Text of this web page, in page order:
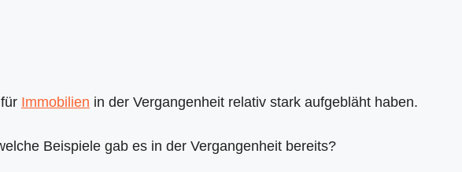
Immobilien in der Vergangenheit relativ stark aufgebläht haben.
Beispiele gab es in der Vergangenheit bereits?